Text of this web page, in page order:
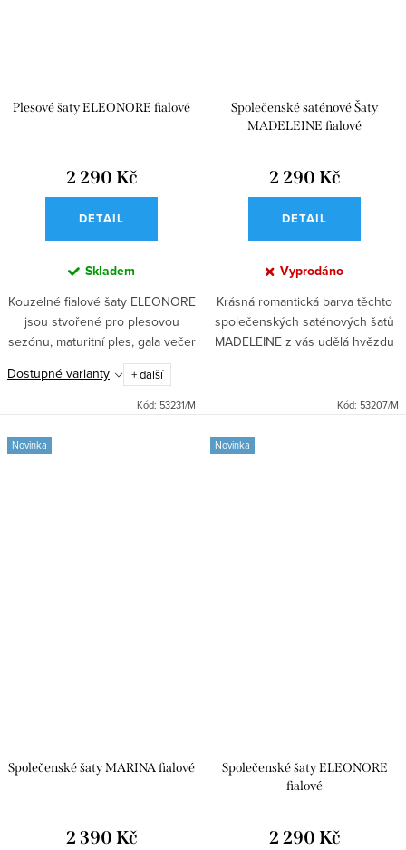
Plesové šaty ELEONORE fialové
2 290 Kč
DETAIL
Skladem
Kouzelné fialové šaty ELEONORE
jsou stvořené pro plesovou
sezónu, maturitní ples, gala večer
i taneční. Korzetový krajkový top
se šněrováním a nadýchaná
sukně s rozparkem...
Dostupné varianty + další
Kód: 53231/M
Společenské saténové Šaty
MADELEINE fialové
2 290 Kč
DETAIL
Vyprodáno
Krásná romantická barva těchto
společenských saténových šatů
MADELEINE z vás udělá hvězdu
zdobením, dlouhá sukně...
Kód: 53207/M
Novinka
Společenské šaty MARINA fialové
2 390 Kč
Novinka
Společenské šaty ELEONORE
fialové
2 290 Kč